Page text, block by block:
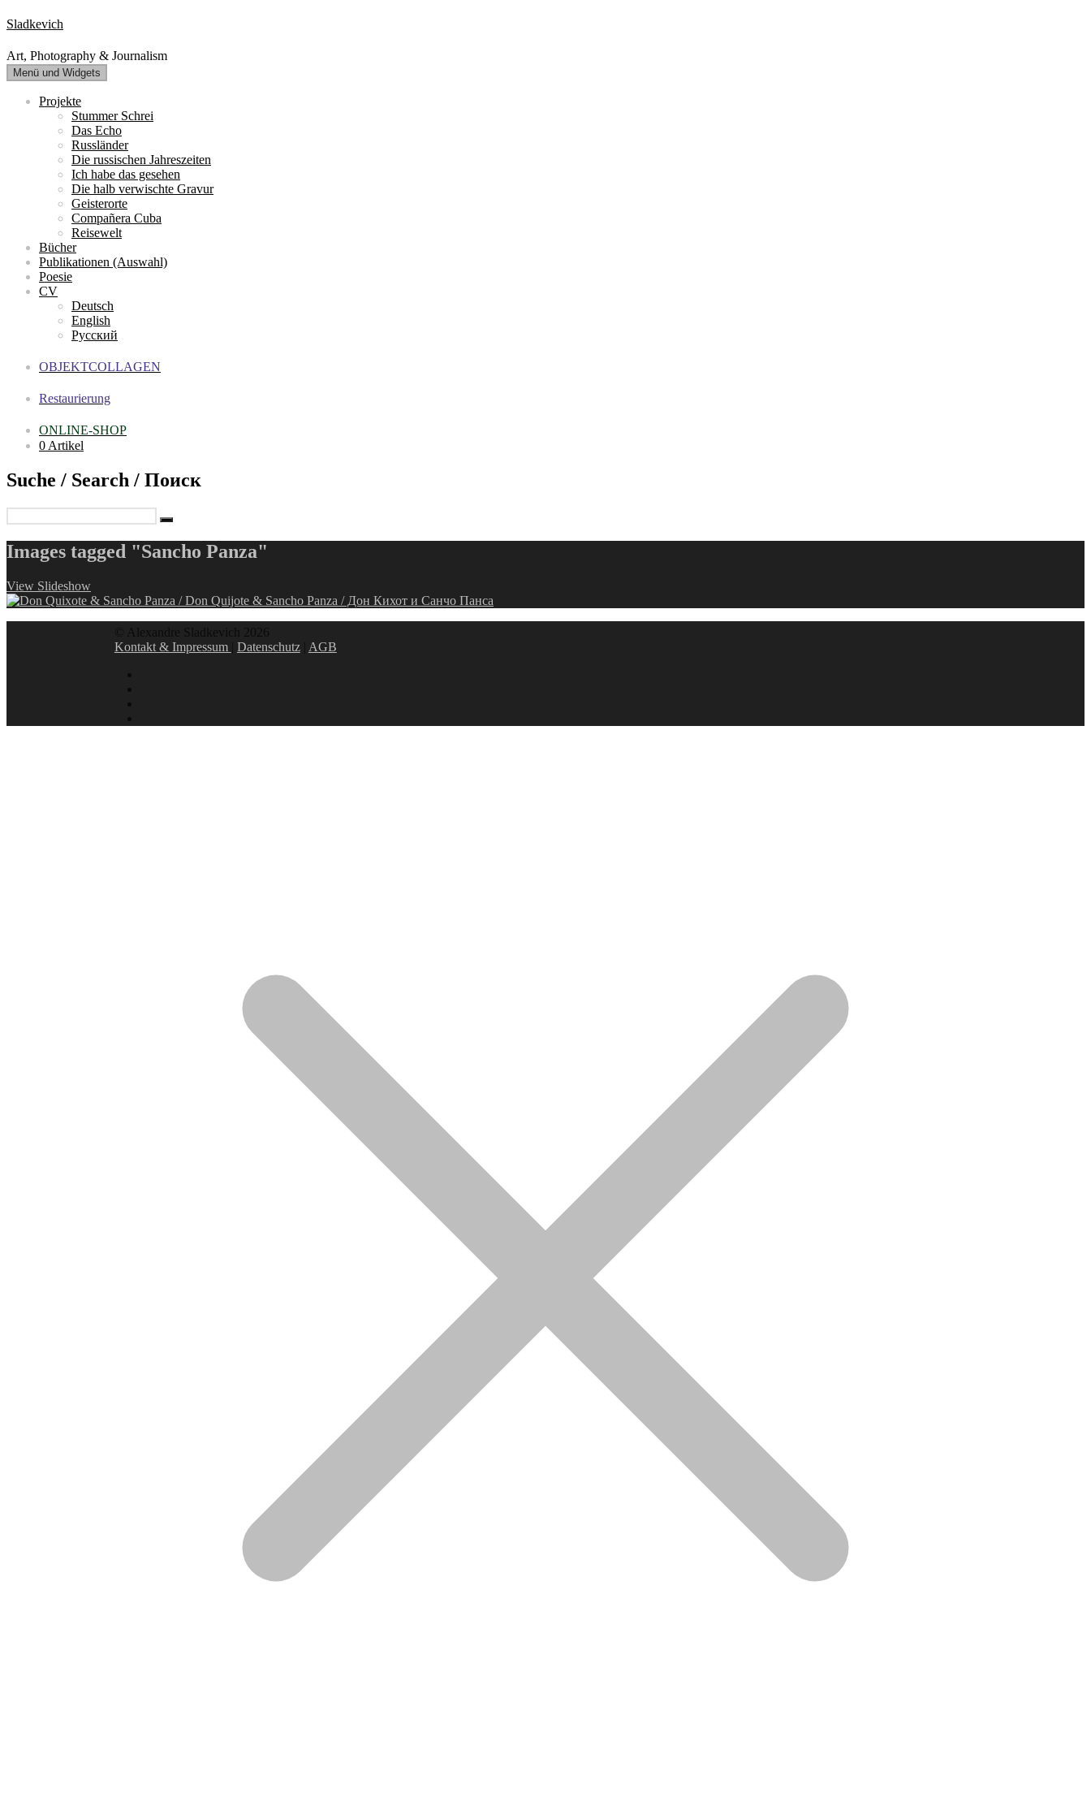
Zum
Inhalt
springen
Sladkevich
Art, Photography & Journalism
Menü und Widgets
Projekte
Stummer Schrei
Das Echo
Russländer
Die russischen Jahreszeiten
Ich habe das gesehen
Die halb verwischte Gravur
Geisterorte
Compañera Cuba
Reisewelt
Bücher
Publikationen (Auswahl)
Poesie
CV
Deutsch
English
Русский
OBJEKTCOLLAGEN
Restaurierung
ONLINE-SHOP
0 Artikel
Suche / Search / Поиск
Images tagged "Sancho Panza"
View Slideshow
Kontakt & Impressum
Datenschutz| AGB